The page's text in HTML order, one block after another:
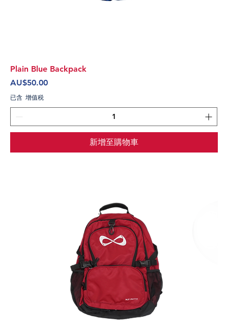
Plain Blue Backpack
價格
AU$50.00
已含 增值税
新增至購物車